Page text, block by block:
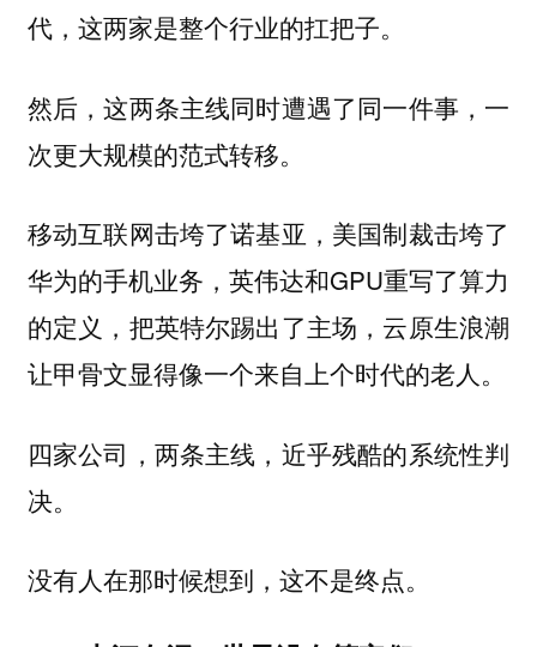
代，这两家是整个行业的扛把子。
然后，这两条主线同时遭遇了同一件事，一
次更大规模的范式转移。
移动互联网击垮了诺基亚，美国制裁击垮了
华为的手机业务，英伟达和GPU重写了算力
的定义，把英特尔踢出了主场，云原生浪潮
让甲骨文显得像一个来自上个时代的老人。
四家公司，两条主线，近乎残酷的系统性判
决。
没有人在那时候想到，这不是终点。